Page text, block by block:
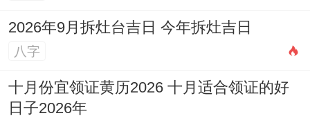
2026年9月拆灶台吉日 今年拆灶吉日
八字
十月份宜领证黄历2026 十月适合领证的好
日子2026年